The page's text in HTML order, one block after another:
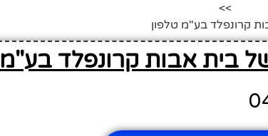
>>
קרונפלד בע"מ טלפון
בית אבות קרונפלד בע"מ